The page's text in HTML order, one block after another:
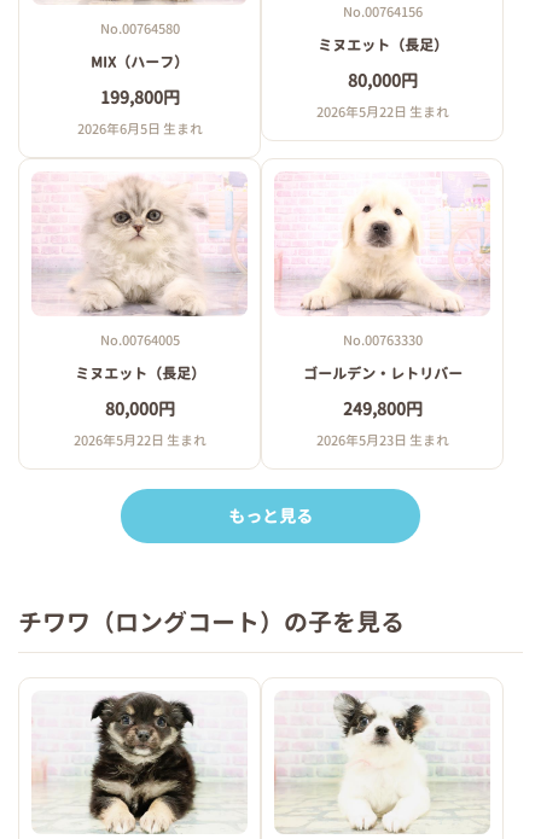
No.00764580
MIX（ハーフ）
199,800円
2026年6月5日 生まれ
No.00764156
ミヌエット（長足）
80,000円
2026年5月22日 生まれ
No.00764005
ミヌエット（長足）
80,000円
2026年5月22日 生まれ
No.00763330
ゴールデン・レトリバー
249,800円
2026年5月23日 生まれ
もっと見る
チワワ（ロングコート）の子を見る